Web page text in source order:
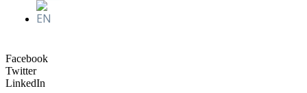
Facebook
Twitter
LinkedIn